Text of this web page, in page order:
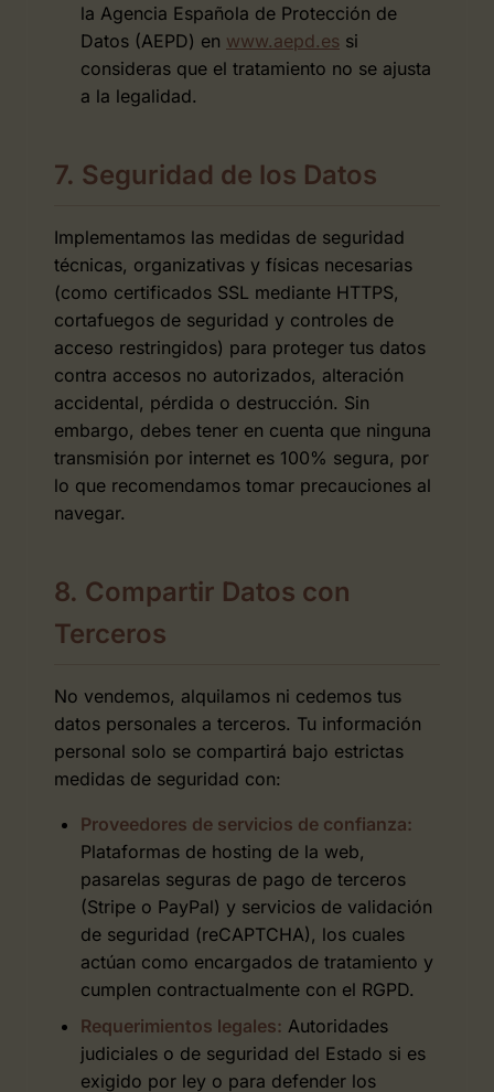
la Agencia Española de Protección de
Datos (AEPD) en www.aepd.es si
consideras que el tratamiento no se ajusta
a la legalidad.
7. Seguridad de los Datos
Implementamos las medidas de seguridad
técnicas, organizativas y físicas necesarias
(como certificados SSL mediante HTTPS,
cortafuegos de seguridad y controles de
acceso restringidos) para proteger tus datos
contra accesos no autorizados, alteración
accidental, pérdida o destrucción. Sin
embargo, debes tener en cuenta que ninguna
transmisión por internet es 100% segura, por
lo que recomendamos tomar precauciones al
navegar.
8. Compartir Datos con
Terceros
No vendemos, alquilamos ni cedemos tus
datos personales a terceros. Tu información
personal solo se compartirá bajo estrictas
medidas de seguridad con:
Proveedores de servicios de confianza:
Plataformas de hosting de la web,
pasarelas seguras de pago de terceros
(Stripe o PayPal) y servicios de validación
de seguridad (reCAPTCHA), los cuales
actúan como encargados de tratamiento y
cumplen contractualmente con el RGPD.
Requerimientos legales: Autoridades
judiciales o de seguridad del Estado si es
exigido por ley o para defender los